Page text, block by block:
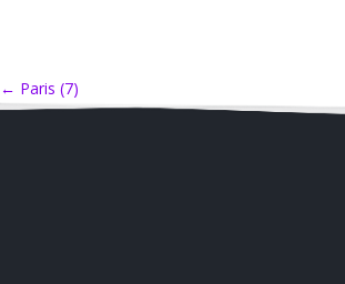
← Paris (7)